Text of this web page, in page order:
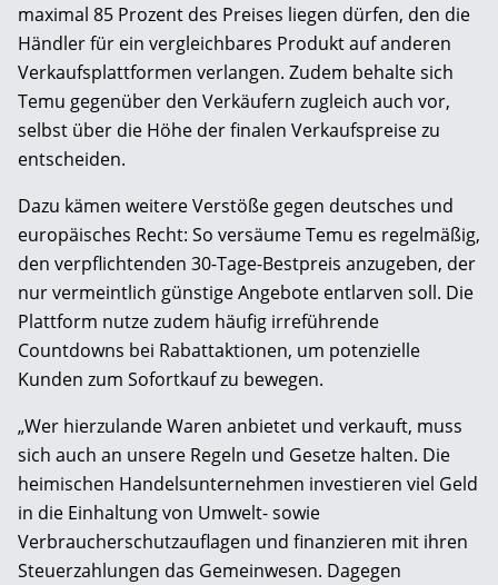
maximal 85 Prozent des Preises liegen dürfen, den die
Händler für ein vergleichbares Produkt auf anderen
Verkaufsplattformen verlangen. Zudem behalte sich
Temu gegenüber den Verkäufern zugleich auch vor,
selbst über die Höhe der finalen Verkaufspreise zu
entscheiden.
Dazu kämen weitere Verstöße gegen deutsches und
europäisches Recht: So versäume Temu es regelmäßig,
den verpflichtenden 30-Tage-Bestpreis anzugeben, der
nur vermeintlich günstige Angebote entlarven soll. Die
Plattform nutze zudem häufig irreführende
Countdowns bei Rabattaktionen, um potenzielle
Kunden zum Sofortkauf zu bewegen.
„Wer hierzulande Waren anbietet und verkauft, muss
sich auch an unsere Regeln und Gesetze halten. Die
heimischen Handelsunternehmen investieren viel Geld
in die Einhaltung von Umwelt- sowie
Verbraucherschutzauflagen und finanzieren mit ihren
Steuerzahlungen das Gemeinwesen. Dagegen